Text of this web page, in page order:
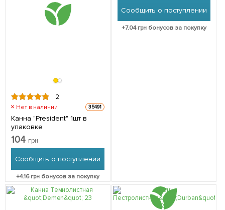
2
Нет в наличии 35491
Канна "President" 1шт в
упаковке
104 грн
Сообщить о поступлении
+4.16грн бонусов за покупку
Сообщить о поступлении
+7.04грн бонусов за покупку